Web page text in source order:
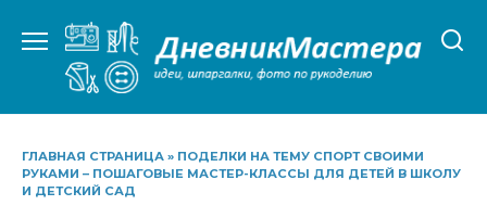
содержанию
ГЛАВНАЯ СТРАНИЦА » ПОДЕЛКИ НА ТЕМУ СПОРТ СВОИМИ
РУКАМИ – ПОШАГОВЫЕ МАСТЕР-КЛАССЫ ДЛЯ ДЕТЕЙ В ШКОЛУ
И ДЕТСКИЙ САД